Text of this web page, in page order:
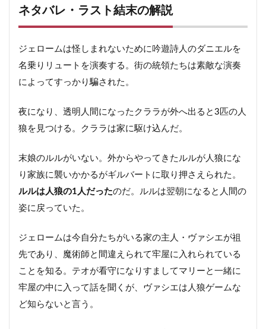
ネタバレ・ラスト結末の解説
ジェロームは怪しまれないために吟遊詩人のダニエルを
名乗りリュートを演奏する。街の統領たちは素敵な演奏
によってすっかり騙された。
夜になり、透明人間になったクララが外へ出ると3匹の人
狼を見つける。クララは家に駆け込んだ。
末娘のルルがいない。外からやってきたルルが人狼にな
り家族に襲いかかるがギルバートに取り押さえられた。
ルルは人狼の1人だったのだ。ルルは翌朝になると人間の
姿に戻っていた。
ジェロームは今自分たちがいる家の主人・ヴァシエが祖
先であり、魔術師と間違えられて牢屋に入れられている
ことを知る。テオが看守になりすましてマリーと一緒に
牢屋の中に入って話を聞くが、ヴァシエは人狼ゲームな
ど知らないと言う。